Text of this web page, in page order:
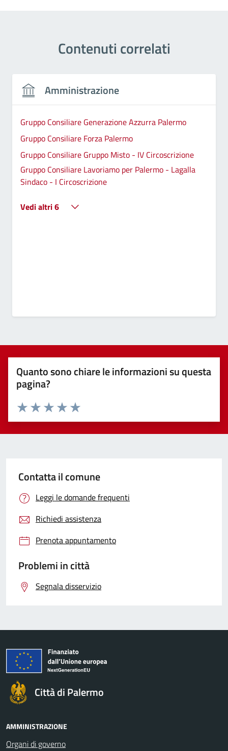
Contenuti correlati
Amministrazione
Gruppo Consiliare Generazione Azzurra Palermo
Gruppo Consiliare Forza Palermo
Gruppo Consiliare Gruppo Misto - IV Circoscrizione
Gruppo Consiliare Lavoriamo per Palermo - Lagalla
Sindaco - I Circoscrizione
Vedi altri 6
Quanto sono chiare le informazioni su questa
pagina?
Valuta 5 stelle su 5
Valuta 4 stelle su 5
Valuta 3 stelle su 5
Valuta 2 stelle su 5
Valuta 1 stelle su 5
Contatta il comune
Leggi le domande frequenti
Richiedi assistenza
Prenota appuntamento
Problemi in città
Segnala disservizio
Città di Palermo
AMMINISTRAZIONE
Organi di governo